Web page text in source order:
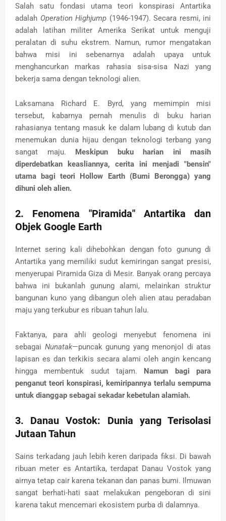
Salah satu fondasi utama teori konspirasi Antartika
adalah Operation Highjump (1946-1947). Secara resmi, ini
adalah latihan militer Amerika Serikat untuk menguji
peralatan di suhu ekstrem. Namun, rumor mengatakan
bahwa misi ini sebenarnya adalah upaya untuk
menghancurkan markas rahasia sisa-sisa Nazi yang
bekerja sama dengan teknologi alien.
Laksamana Richard E. Byrd, yang memimpin misi
tersebut, kabarnya pernah menulis di buku harian
rahasianya tentang masuk ke dalam lubang di kutub dan
menemukan dunia hijau dengan teknologi terbang yang
sangat maju. Meskipun buku harian ini masih
diperdebatkan keasliannya, cerita ini menjadi "bensin"
utama bagi teori Hollow Earth (Bumi Berongga) yang
dihuni oleh alien.
2. Fenomena "Piramida" Antartika dan
Objek Google Earth
Internet sering kali dihebohkan dengan foto gunung di
Antartika yang memiliki sudut kemiringan sangat presisi,
menyerupai Piramida Giza di Mesir. Banyak orang percaya
bahwa ini bukanlah gunung alami, melainkan struktur
bangunan kuno yang dibangun oleh alien atau peradaban
maju yang terkubur es ribuan tahun lalu.
Faktanya, para ahli geologi menyebut fenomena ini
sebagai Nunatak—puncak gunung yang menonjol di atas
lapisan es dan terkikis secara alami oleh angin kencang
hingga membentuk sudut tajam. Namun bagi para
penganut teori konspirasi, kemiripannya terlalu sempurna
untuk dianggap sebagai sekadar kebetulan alamiah.
3. Danau Vostok: Dunia yang Terisolasi
Jutaan Tahun
Sains terkadang jauh lebih keren daripada fiksi. Di bawah
ribuan meter es Antartika, terdapat Danau Vostok yang
airnya tetap cair karena tekanan dan panas bumi. Ilmuwan
sangat berhati-hati saat melakukan pengeboran di sini
karena takut mencemari ekosistem purba di dalamnya.